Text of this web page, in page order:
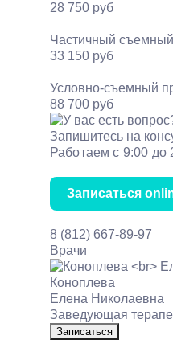
28 750 руб
Частичный съемный
33 150 руб
Условно-съемный
88 700 руб
Запишитесь на
Работаем с 9:00 до
Записаться
8 (812) 667-89-97
Врачи
Коноплева
Елена Николаевна
Заведующая
Записаться